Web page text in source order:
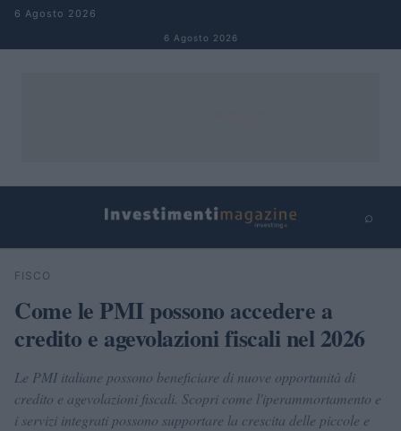
Salta al contenuto
6 Agosto 2026
6 Agosto 2026
⌕
Cerca
FISCO
Come le PMI possono accedere a
credito e agevolazioni fiscali nel 2026
Le PMI italiane possono beneficiare di nuove opportunità di
credito e agevolazioni fiscali. Scopri come l'iperammortamento e
i servizi integrati possono supportare la crescita delle piccole e